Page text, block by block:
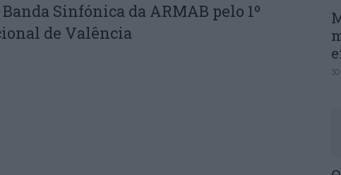
Sinfónica da ARMAB pelo 1º
de Valência